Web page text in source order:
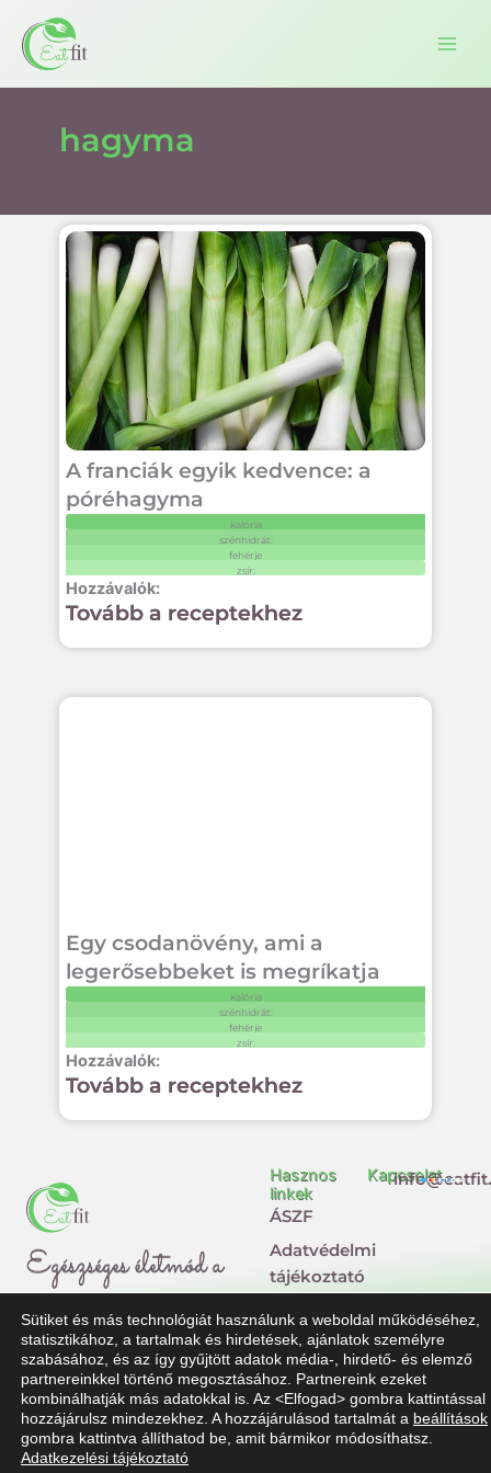
tartalomra
hagyma
A franciák egyik kedvence: a
póréhagyma
kalória
szénhidrát:
fehérje
zsír:
Tovább a receptekhez
Egy csodanövény, ami a
legerősebbeket is megríkatja
kalória
szénhidrát:
fehérje
zsír:
Tovább a receptekhez
Egészséges életmód a
mindennapokban
F
a
c
e
T
i
k
t
Hasznos
linkek
ÁSZF
Adatvédelmi
tájékoztató
Impresszum
Jogi
nyilatkozat
Dolgozz
velünk!
Kapcsolat
Sütiket és más technológiát használunk a weboldal működéséhez,
statisztikához, a tartalmak és hirdetések, ajánlatok személyre
szabásához, és az így gyűjtött adatok média-, hirdető- és elemző
partnereinkkel történő megosztásához. Partnereink ezeket
kombinálhatják más adatokkal is. Az <Elfogad> gombra kattintással
hozzájárulsz mindezekhez. A hozzájárulásod tartalmát a beállítások
gombra kattintva állíthatod be, amit bármikor módosíthatsz.
Adatkezelési tájékoztató